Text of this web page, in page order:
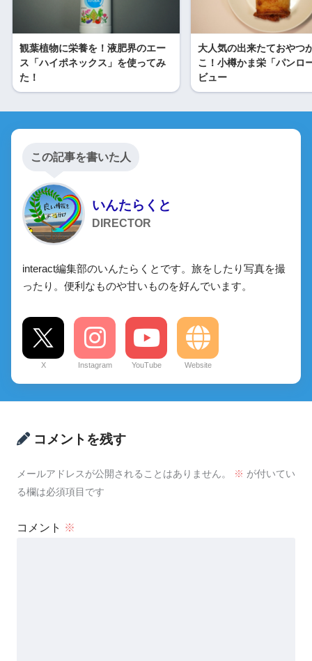
観葉植物に栄養を！液肥界のエー
ス「ハイポネックス」を使ってみ
た！
大人気の出来たておやつ
こ！小樽かま栄「パンロ
ビュー
この記事を書いた人
いんたらくと
DIRECTOR
interact編集部のいんたらくとです。旅をしたり写真を撮
ったり。便利なものや甘いものを好んでいます。
X Instagram YouTube Website
コメントを残す
メールアドレスが公開されることはありません。 ※ が付いてい
る欄は必須項目です
コメント ※